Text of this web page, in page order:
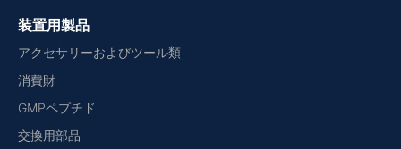
装置用製品
アクセサリーおよびツール類
消費財
GMPペプチド
交換用部品